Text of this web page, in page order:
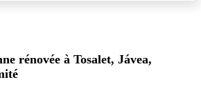
rénovée à Tosalet, Jávea,